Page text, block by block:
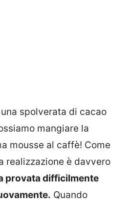
spolverata di cacao
mangiare la
mousse al caffè! Come
realizzazione è davvero
provata difficilmente
Quando